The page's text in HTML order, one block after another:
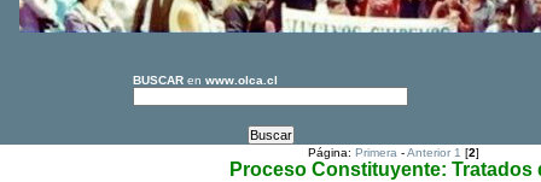
BUSCAR en www.olca.cl
Página:Primera -Anterior 1 [2]
Proceso Constituyente: Tratados